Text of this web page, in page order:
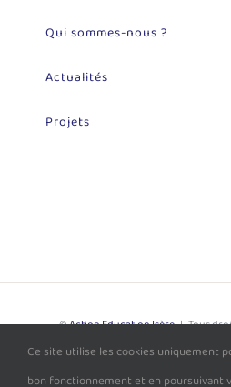
Qui sommes-nous ?
Actualités
Projets
©Action Education Isère| Tous
Confidentialité| Site développé
Ce site utilise les cookies uniquement
bon fonctionnement et en poursuivant